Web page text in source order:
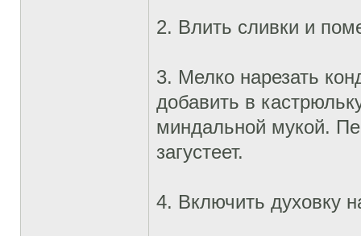
2. Влить сливки и
3. Мелко нарезать
добавить в
миндальной мукой.
загустеет.
4. Включить духовку